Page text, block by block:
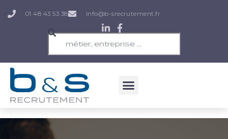
01 48 43 53 38 info@b-srecrutement.fr